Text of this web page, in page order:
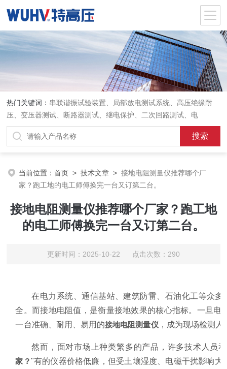
热门关键词： 串联谐振试验装置、局部放电测试系统、高压绝缘耐
压、变压器测试、断路器测试、继电保护、二次回路测试、电
当前位置：首页 >技术文章 >接地电阻测量仪推荐哪个厂
家？跑工地的电工师傅换完一台又订第二台。
接地电阻测量仪推荐哪个厂家？跑工地
的电工师傅换完一台又订第二台。
更新时间：2025-10-22 点击次数：290
在电力系统、通信基站、建筑防雷、石油化工等众多
全。而接地电阻值，是衡量接地效果的核心指标。一旦
一台准确、耐用、易用的接地电阻测量仪 ，成为现场检测
然而，面对市场上种类繁多的产品，许多技术人员
家？"有的仪器价格低廉，但受土壤湿度、电磁干扰影响